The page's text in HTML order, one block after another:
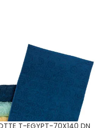
DO KOSZYKA
T-EGYPT-70X140 DN